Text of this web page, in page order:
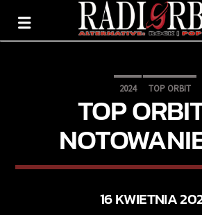
2024 TOP ORBIT
TOP
16 KWIETNIA